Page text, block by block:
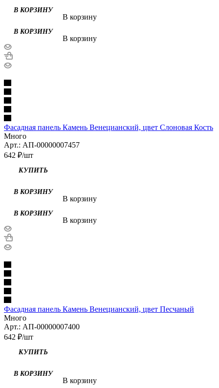
В корзину
В корзину
Фасадная панель Камень Венецианский, цвет Слоновая Кость
Много
Арт.: АП-00000007457
642 ₽/шт
В корзину
В корзину
Фасадная панель Камень Венецианский, цвет Песчаный
Много
Арт.: АП-00000007400
642 ₽/шт
В корзину